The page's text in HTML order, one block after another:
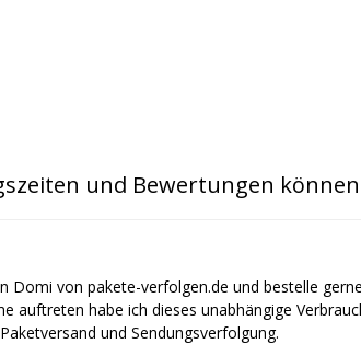
und Bewertungen
Domi von pakete-verfolgen.de und bestelle
auftreten habe ich dieses unabhängige
und Sendungsverfolgung.